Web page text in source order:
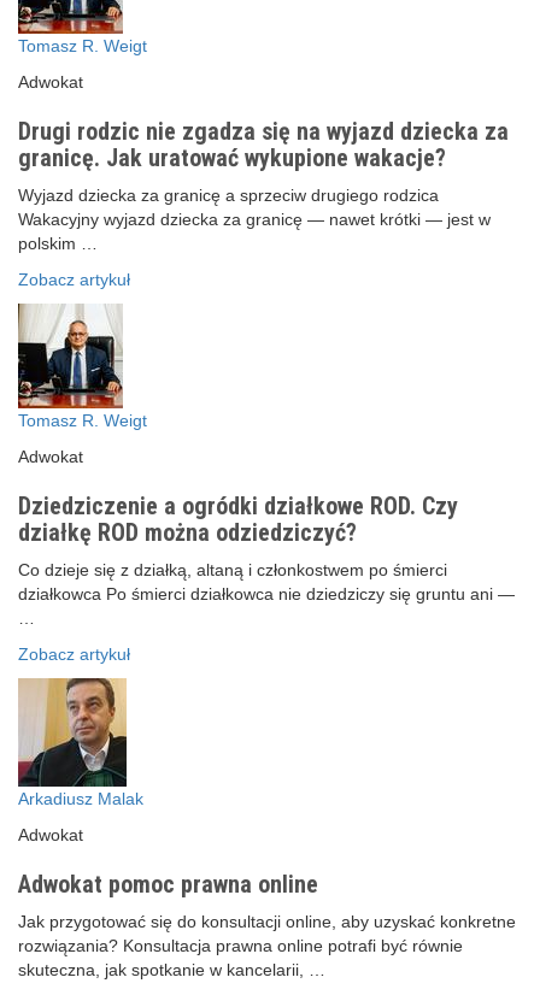
Tomasz R. Weigt
Adwokat
Drugi rodzic nie zgadza się na wyjazd dziecka za
granicę. Jak uratować wykupione wakacje?
Wyjazd dziecka za granicę a sprzeciw drugiego rodzica
Wakacyjny wyjazd dziecka za granicę — nawet krótki — jest w
polskim …
Zobacz artykuł
Tomasz R. Weigt
Adwokat
Dziedziczenie a ogródki działkowe ROD. Czy
działkę ROD można odziedziczyć?
Co dzieje się z działką, altaną i członkostwem po śmierci
działkowca Po śmierci działkowca nie dziedziczy się gruntu ani —
…
Zobacz artykuł
Arkadiusz Malak
Adwokat
Adwokat pomoc prawna online
Jak przygotować się do konsultacji online, aby uzyskać konkretne
rozwiązania? Konsultacja prawna online potrafi być równie
skuteczna, jak spotkanie w kancelarii, …